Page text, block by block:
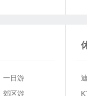
一日游
郊区游